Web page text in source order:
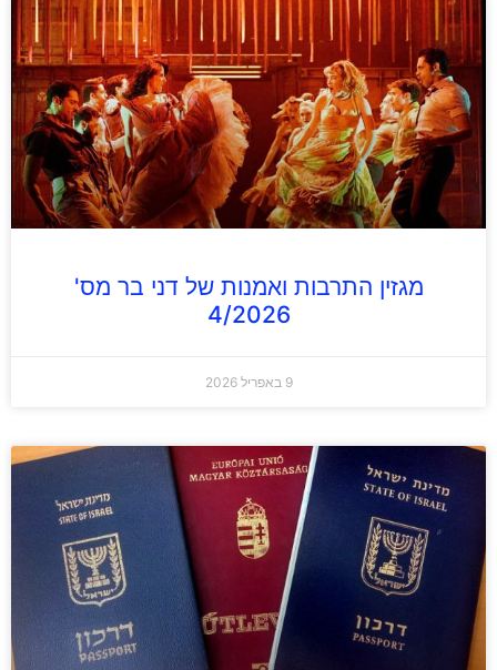
מגזין התרבות ואמנות של דני בר מס'
4/2026
9 באפריל 2026